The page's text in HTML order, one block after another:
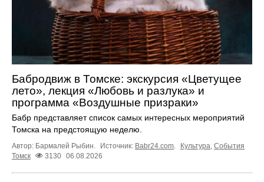
Бабродвиж в Томске: экскурсия «Цветущее
лето», лекция «Любовь и разлука» и
программа «Воздушные призраки»
Бабр представляет список самых интересных мероприятий
Томска на предстоящую неделю.
Автор: Бармалей Рыбин. Источник: Babr24.com Культура События
Томск
3130 06.08.2026